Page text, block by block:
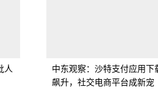
人
中东观察：沙特支付应用下
飙升，社交电商平台成新宠